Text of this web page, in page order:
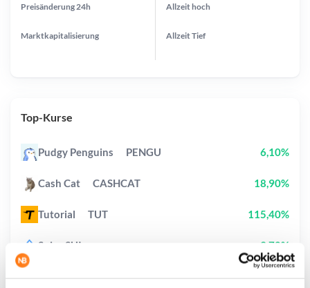
Preisänderung 24h
Marktkapitalisierung
Allzeithoch
AllzeitTief
Top-Kurse
Pudgy Penguins PENGU 6,10%
Cash Cat CASHCAT 18,90%
Tutorial TUT 115,40%
Sui SUI 3,70%
StonkBroker STONKBROKER 24,90%